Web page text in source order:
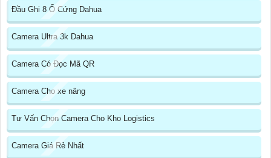
Đầu Ghi 8 Ổ Cứng Dahua
Camera Ultra 3k Dahua
Camera Có Đọc Mã QR
Camera Cho xe nâng
Tư Vấn Chọn Camera Cho Kho Logistics
Camera Giá Rẻ Nhất